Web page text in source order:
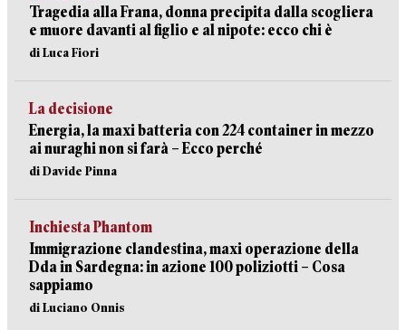
Tragedia alla Frana, donna precipita dalla scogliera
e muore davanti al figlio e al nipote: ecco chi è
di Luca Fiori
La decisione
Energia, la maxi batteria con 224 container in mezzo
ai nuraghi non si farà – Ecco perché
di Davide Pinna
Inchiesta Phantom
Immigrazione clandestina, maxi operazione della
Dda in Sardegna: in azione 100 poliziotti – Cosa
sappiamo
di Luciano Onnis